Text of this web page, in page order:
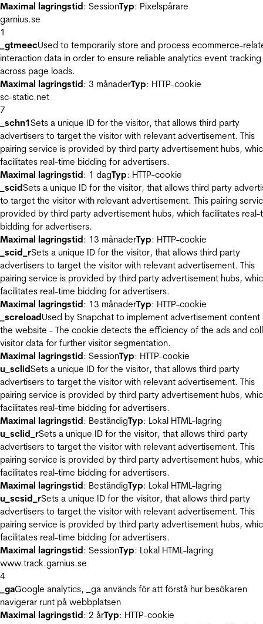
Maximal lagringstid: SessionTyp: Pixelspårare
garnius.se
1
_gtmeecUsed to temporarily store and process ecommerce-
interaction data in order to ensure reliable analytics event tracking
across page loads.
Maximal lagringstid: 3 månaderTyp: HTTP-cookie
sc-static.net
7
_schn1Sets a unique ID for the visitor, that allows third party
advertisers to target the visitor with relevant advertisement. This
pairing service is provided by third party advertisement hubs,
facilitates real-time bidding for advertisers.
Maximal lagringstid: 1 dagTyp: HTTP-cookie
_scidSets a unique ID for the visitor, that allows third party
to target the visitor with relevant advertisement. This pairing
provided by third party advertisement hubs, which facilitates real-
bidding for advertisers.
Maximal lagringstid: 13 månaderTyp: HTTP-cookie
_scid_rSets a unique ID for the visitor, that allows third party
advertisers to target the visitor with relevant advertisement. This
pairing service is provided by third party advertisement hubs,
facilitates real-time bidding for advertisers.
Maximal lagringstid: 13 månaderTyp: HTTP-cookie
_screloadUsed by Snapchat to implement advertisement content
the website - The cookie detects the efficiency of the ads and
visitor data for further visitor segmentation.
Maximal lagringstid: SessionTyp: HTTP-cookie
u_sclidSets a unique ID for the visitor, that allows third party
advertisers to target the visitor with relevant advertisement. This
pairing service is provided by third party advertisement hubs,
facilitates real-time bidding for advertisers.
Maximal lagringstid: BeständigTyp: Lokal HTML-lagring
u_sclid_rSets a unique ID for the visitor, that allows third party
advertisers to target the visitor with relevant advertisement. This
pairing service is provided by third party advertisement hubs,
facilitates real-time bidding for advertisers.
Maximal lagringstid: BeständigTyp: Lokal HTML-lagring
u_scsid_rSets a unique ID for the visitor, that allows third party
advertisers to target the visitor with relevant advertisement. This
pairing service is provided by third party advertisement hubs,
facilitates real-time bidding for advertisers.
Maximal lagringstid: SessionTyp: Lokal HTML-lagring
www.track.garnius.se
4
_gaGoogle analytics, _ga används för att förstå hur besökaren
navigerar runt på webbplatsen
Maximal lagringstid: 2 årTyp: HTTP-cookie